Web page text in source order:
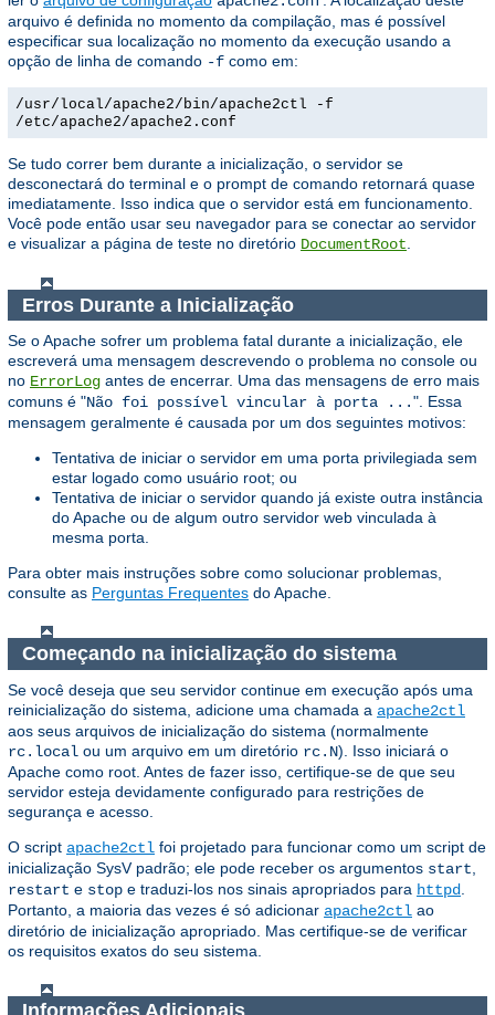
arquivo é definida no momento da compilação, mas é possível
especificar sua localização no momento da execução usando a
opção de linha de comando -f como em:
/usr/local/apache2/bin/apache2ctl -f
/etc/apache2/apache2.conf
Se tudo correr bem durante a inicialização, o servidor se
desconectará do terminal e o prompt de comando retornará quase
imediatamente. Isso indica que o servidor está em funcionamento.
Você pode então usar seu navegador para se conectar ao servidor
e visualizar a página de teste no diretório DocumentRoot
Erros Durante a Inicialização
Se o Apache sofrer um problema fatal durante a inicialização, ele
escreverá uma mensagem descrevendo o problema no console ou
no ErrorLog antes de encerrar. Uma das mensagens de erro mais
comuns é "Não foi possível vincular à porta ...". Essa
mensagem geralmente é causada por um dos seguintes motivos:
Tentativa de iniciar o servidor em uma porta privilegiada sem
estar logado como usuário root; ou
Tentativa de iniciar o servidor quando já existe outra instância
do Apache ou de algum outro servidor web vinculada à
mesma porta.
Para obter mais instruções sobre como solucionar problemas,
consulte as Perguntas Frequentes do Apache.
Começando na inicialização do sistema
Se você deseja que seu servidor continue em execução após uma
reinicialização do sistema, adicione uma chamada a apache2ctl
aos seus arquivos de inicialização do sistema (normalmente
rc.local ou um arquivo em um diretório rc.N). Isso iniciará o
Apache como root. Antes de fazer isso, certifique-se de que seu
servidor esteja devidamente configurado para restrições de
segurança e acesso.
O script apache2ctl foi projetado para funcionar como um script de
inicialização SysV padrão; ele pode receber os argumentos start
restart e stop e traduzi-los nos sinais apropriados para httpd
Portanto, a maioria das vezes é só adicionar apache2ctl ao
diretório de inicialização apropriado. Mas certifique-se de verificar
os requisitos exatos do seu sistema.